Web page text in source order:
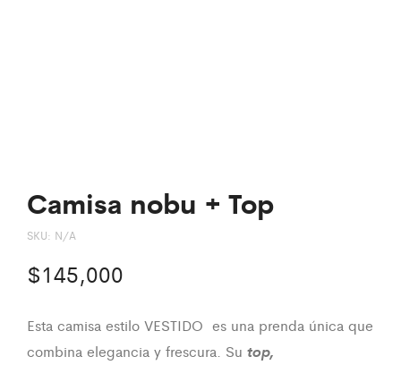
Camisa nobu + Top
SKU: N/A
$145,000
Esta camisa estilo VESTIDO es una prenda única que
combina elegancia y frescura. Su top,